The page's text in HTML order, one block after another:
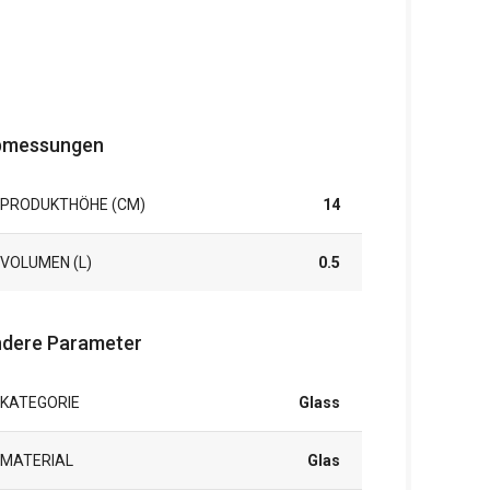
PRODUKTHÖHE (CM) 14
VOLUMEN (L) 0.5
Parameter
KATEGORIE Glass
MATERIAL Glas